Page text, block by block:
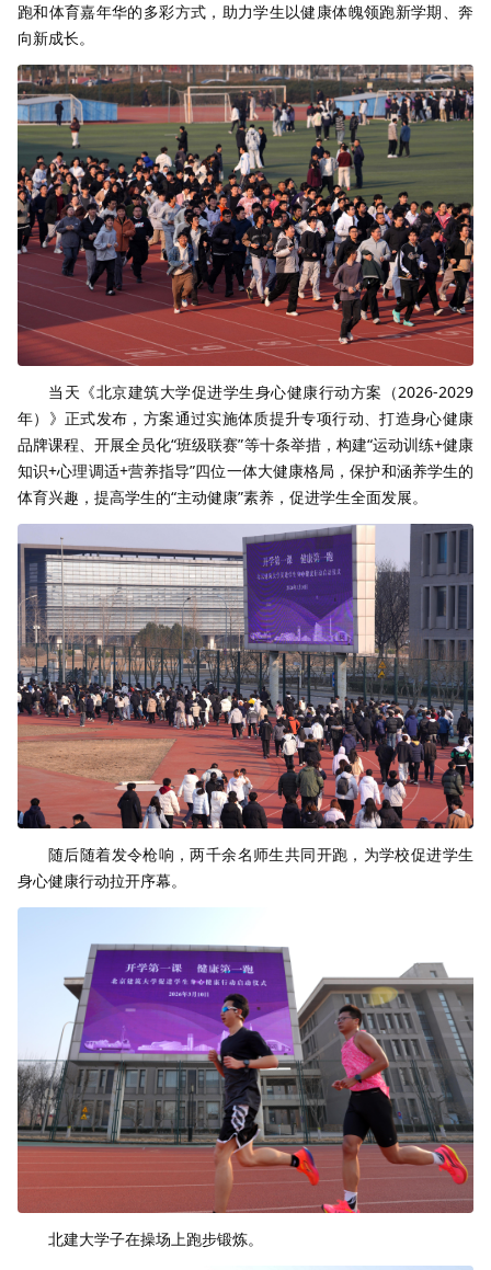
跑和体育嘉年华的多彩方式，助力学生以健康体魄领跑新学期、奔
向新成长。
当天《北京建筑大学促进学生身心健康行动方案（2026-2029
年）》正式发布，方案通过实施体质提升专项行动、打造身心健康
品牌课程、开展全员化“班级联赛”等十条举措，构建“运动训练+健康
知识+心理调适+营养指导”四位一体大健康格局，保护和涵养学生的
体育兴趣，提高学生的“主动健康”素养，促进学生全面发展。
随后随着发令枪响，两千余名师生共同开跑，为学校促进学生
身心健康行动拉开序幕。
北建大学子在操场上跑步锻炼。